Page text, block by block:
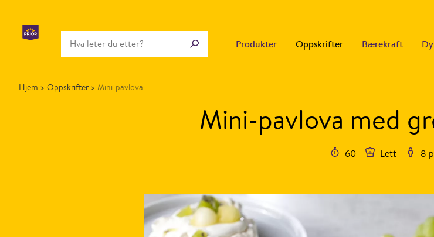
Produkter Oppskrifter Bærekraft
Hjem > Oppskrifter > Mini-pavlova...
Mini-pavlova med
60 Lett 8